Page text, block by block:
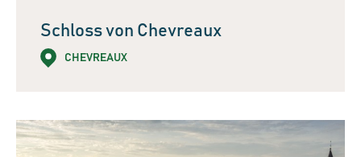
Schloss von Chevreaux
CHEVREAUX